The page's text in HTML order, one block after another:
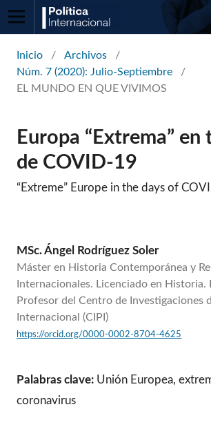
Inicio / Archivos
/
Núm. 7 (2020): Julio-Septiembre
/
EL MUNDO EN QUE VIVIMOS
Europa “Extrema” en
de COVID-19
“Extreme” Europe in the days of
MSc. Ángel Rodríguez Soler
Máster en Historia Contemporánea y
Internacionales. Licenciado en Historia.
Profesor del Centro de Investigaciones
Internacional (CIPI)
https://orcid.org/0000-0002-8704-4625
Palabras clave: Unión Europea,
coronavirus